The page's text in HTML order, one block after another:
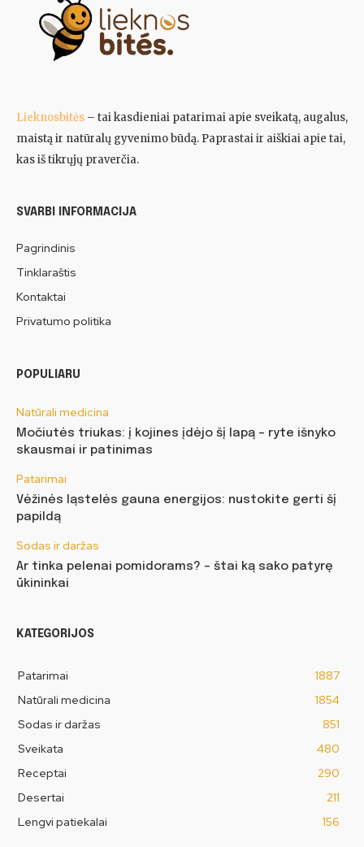
Lieknosbitės – tai kasdieniai patarimai apie sveikatą, augalus,
maistą ir natūralų gyvenimo būdą. Paprastai ir aiškiai apie tai,
kas iš tikrųjų praverčia.
SVARBI INFORMACIJA
Pagrindinis
Tinklaraštis
Kontaktai
Privatumo politika
POPULIARU
Natūrali medicina
Močiutės triukas: į kojines įdėjo šį lapą – ryte išnyko
skausmai ir patinimas
Patarimai
Vėžinės ląstelės gauna energijos: nustokite gerti šį
papildą
Sodas ir daržas
Ar tinka pelenai pomidorams? – štai ką sako patyrę
ūkininkai
KATEGORIJOS
Patarimai
1887
Natūrali medicina
1854
Sodas ir daržas
851
Sveikata
480
Receptai
290
Desertai
211
Lengvi patiekalai
156